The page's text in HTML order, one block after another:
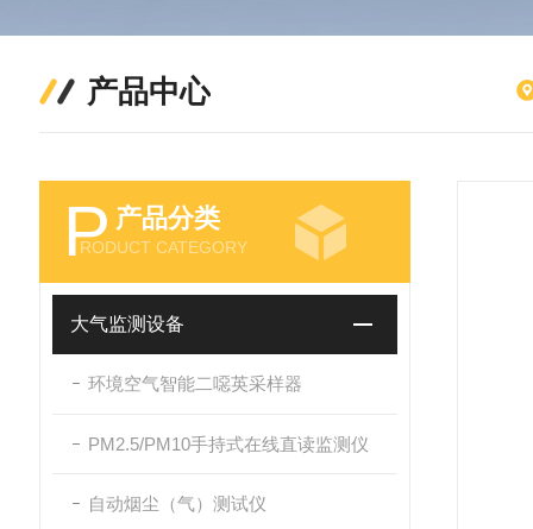
产品中心
P 产品分类
RODUCT CATEGORY
大气监测设备
环境空气智能二噁英采样器
PM2.5/PM10手持式在线直读监测仪
自动烟尘（气）测试仪